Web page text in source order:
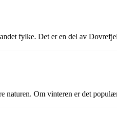
fylke. Det er en del av
naturen. Om vinteren er det